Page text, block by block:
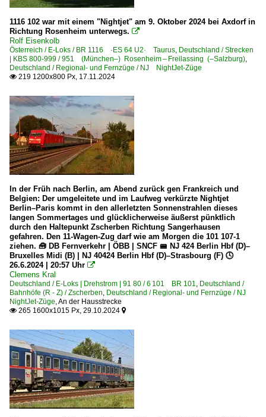
1116 102 war mit einem "Nightjet" am 9. Oktober 2024 bei Axdorf in
Richtung Rosenheim unterwegs. 
Rolf Eisenkolb
Österreich / E-Loks / BR 1116 ·ES 64 U2· Taurus, Deutschland / Strecken
| KBS 800-999 / 951 (München–) Rosenheim – Freilassing (–Salzburg),
Deutschland / Regional- und Fernzüge / NJ NightJet-Züge
 219 1200x800 Px, 17.11.2024
In der Früh nach Berlin, am Abend zurück gen Frankreich und
Belgien: Der umgeleitete und im Laufweg verkürzte Nightjet
Berlin–Paris kommt in den allerletzten Sonnenstrahlen dieses
langen Sommertages und glücklicherweise äußerst pünktlich
durch den Haltepunkt Zscherben Richtung Sangerhausen
gefahren. Den 11-Wagen-Zug darf wie am Morgen die 101 107-1
ziehen. 🧰 DB Fernverkehr | ÖBB | SNCF 🚝 NJ 424 Berlin Hbf (D)–
Bruxelles Midi (B) | NJ 40424 Berlin Hbf (D)–Strasbourg (F) 🕓
26.6.2024 | 20:57 Uhr 
Clemens Kral
Deutschland / E-Loks | Drehstrom | 91 80 / 6 101 BR 101, Deutschland /
Bahnhöfe (R - Z) / Zscherben, Deutschland / Regional- und Fernzüge / NJ
NightJet-Züge,An der Hausstrecke
 265 1600x1015 Px, 29.10.2024 